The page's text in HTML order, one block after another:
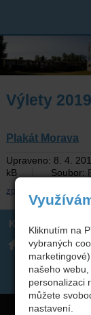
Výlety 2019
Plakát Morava
Upraveno: 8. 4.
kB
Soubor:
zpět
Kontakt
Integrovaná
technická,
Černoleská 1997
Copyright ©
Kliknutím na
vybraných
našeho
personalizaci
můžete
nastavení.